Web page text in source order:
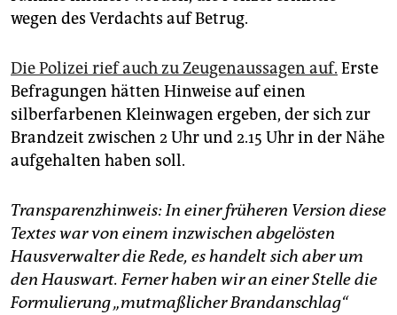
wegen des Verdachts auf Betrug.
Die Polizei rief auch zu Zeugenaussagen auf. Erste
Befragungen hätten Hinweise auf einen
silberfarbenen Kleinwagen ergeben, der sich zur
Brandzeit zwischen 2 Uhr und 2.15 Uhr in der Nähe
aufgehalten haben soll.
Transparenzhinweis: In einer früheren Version diese
Textes war von einem inzwischen abgelösten
Hausverwalter die Rede, es handelt sich aber um
den Hauswart. Ferner haben wir an einer Stelle die
Formulierung „mutmaßlicher Brandanschlag“